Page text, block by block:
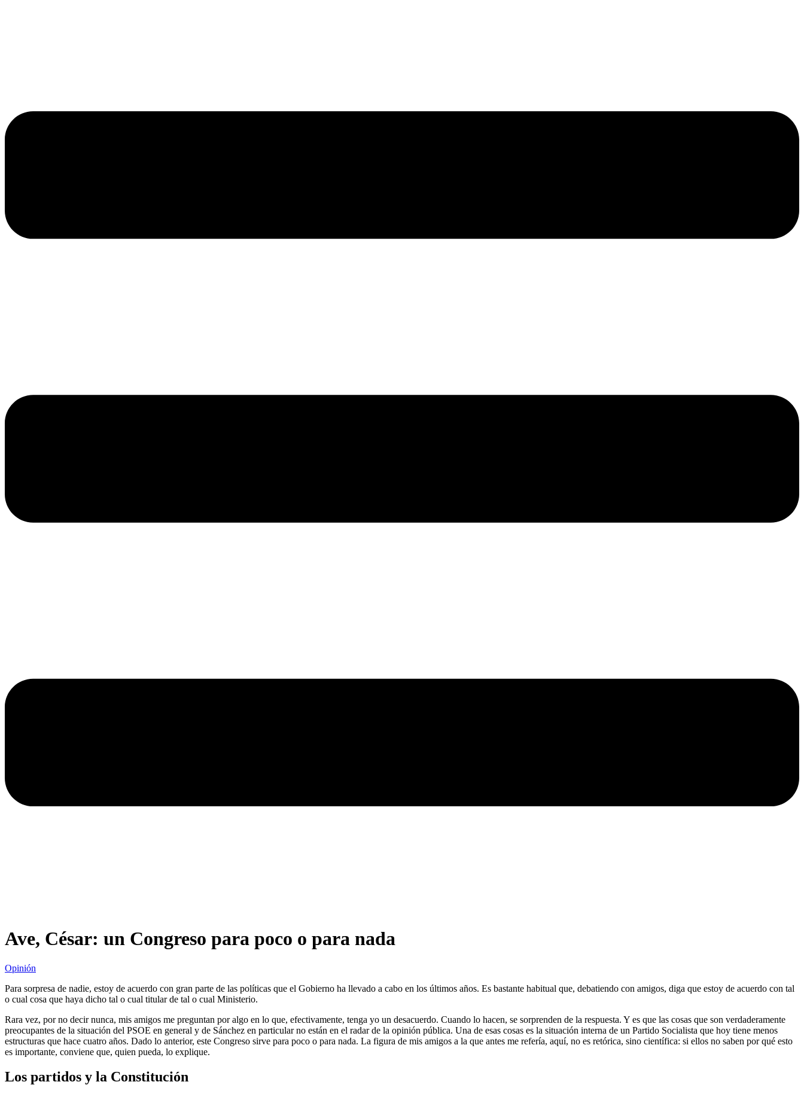
Ave, César: un Congreso para poco o para nada
Opinión
Para sorpresa de nadie, estoy de acuerdo con gran parte de las políticas que el Gobierno ha llevado a cabo en los últimos años. Es bastante habitual que, debatiendo con amigos, diga que estoy de acuerdo con tal
o cual cosa que haya dicho tal o cual titular de tal o cual Ministerio.
Rara vez, por no decir nunca, mis amigos me preguntan por algo en lo que, efectivamente, tenga yo un desacuerdo. Cuando lo hacen, se sorprenden de la respuesta. Y es que las cosas que son verdaderamente
preocupantes de la situación del PSOE en general y de Sánchez en particular no están en el radar de la opinión pública. Una de esas cosas es la situación interna de un Partido Socialista que hoy tiene menos
estructuras que hace cuatro años. Dado lo anterior, este Congreso sirve para poco o para nada. La figura de mis amigos a la que antes me refería, aquí, no es retórica, sino científica: si ellos no saben por qué esto
es importante, conviene que, quien pueda, lo explique.
Los partidos y la Constitución